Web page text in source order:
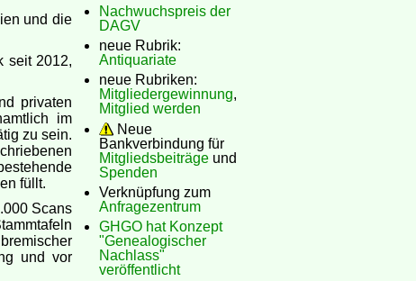
Nachwuchspreis der
DAGV
neue Rubrik:
Antiquariate
neue Rubriken:
Mitgliedergewinnung,
Mitglied werden
Neue
Bankverbindung für
Mitgliedsbeiträge und
Spenden
Verknüpfung zum
Anfragezentrum
GHGO hat Konzept
"Genealogischer
Nachlass"
veröffentlicht
und die
seit 2012,
privaten
im
zu sein.
füllt.
Scans
und vor